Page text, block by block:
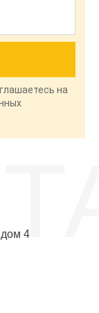
на
дом 4